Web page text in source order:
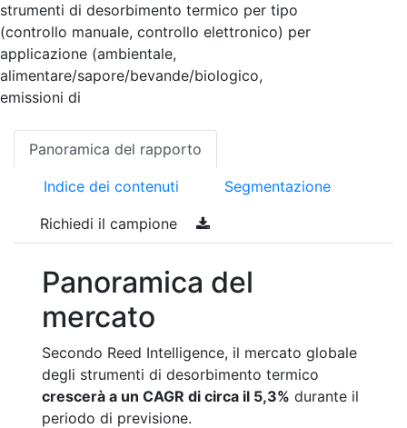
strumenti di desorbimento termico per tipo
(controllo manuale, controllo elettronico) per
applicazione (ambientale,
alimentare/sapore/bevande/biologico,
emissioni di
Panoramica del rapporto
Indice dei contenuti Segmentazione
Richiedi il campione
Panoramica del
mercato
Secondo Reed Intelligence, il mercato globale
degli strumenti di desorbimento termico
crescerà a un CAGR di circa il 5,3% durante il
periodo di previsione.